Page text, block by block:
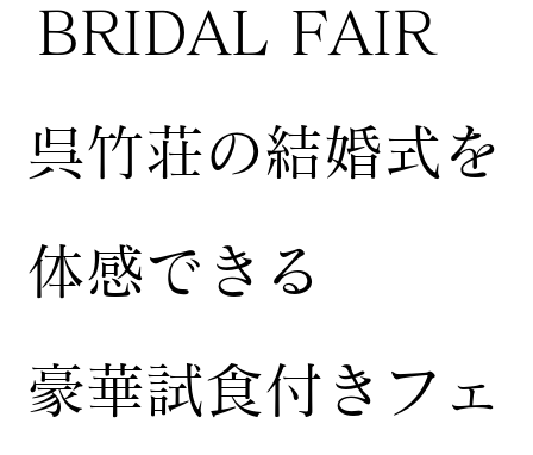
BRIDAL FAIR
​呉竹荘の結婚式を
体感できる
豪華試食付きフェ